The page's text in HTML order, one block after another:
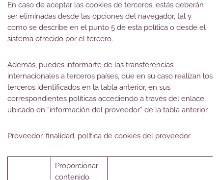
En caso de aceptar las cookies de terceros, estás deberán
ser eliminadas desde las opciones del navegador, tal y
como se describe en el punto 5 de esta política o desde el
sistema ofrecido por el tercero.
Además, puedes informarte de las transferencias
internacionales a terceros países, que en su caso realizan los
terceros identificados en la tabla anterior, en sus
correspondientes políticas accediendo a través del enlace
ubicado en “información del proveedor” de la tabla anterior.
Proveedor, finalidad, política de cookies del proveedor.
Proporcionar
contenido